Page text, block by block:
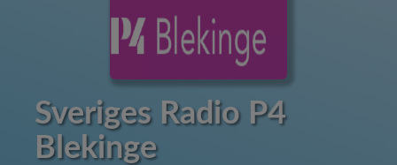
Sveriges Radio P4
Blekinge